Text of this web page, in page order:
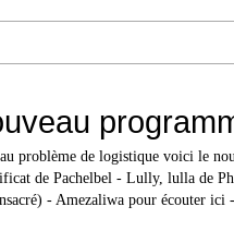
problème de logistique voici le
de Pachelbel - Lully, lulla de
- Amezaliwa pour écouter